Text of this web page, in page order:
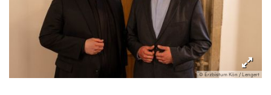
© Erzbistum Kön / Lengert